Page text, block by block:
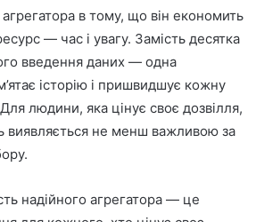
в тому, що він економить
— час і увагу. Замість десятка
введення даних — одна
історію і пришвидшує кожну
людини, яка цінує своє дозвілля,
виявляється не менш важливою за
надійного агрегатора — це